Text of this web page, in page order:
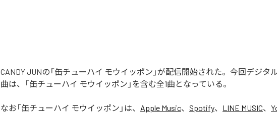
CANDY JUNの「缶チューハイ モウイッポン」が配信開始された。今回デジタ
曲は、「缶チューハイ モウイッポン」を含む全1曲となっている。
なお「缶チューハイ モウイッポン 」は、 Apple Music、 Spotify、 LINE MUSIC、